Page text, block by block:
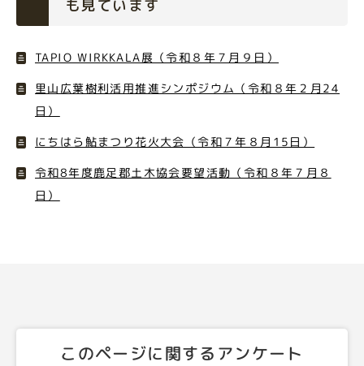
も見ています
TAPIO WIRKKALA展（令和８年７月９日）
里山広葉樹利活用推進シンポジウム（令和８年２月24
日）
にちはら鮎まつり花火大会（令和７年８月15日）
令和8年度鹿足郡土木協会要望活動（令和８年７月８
日）
このページに関するアンケート